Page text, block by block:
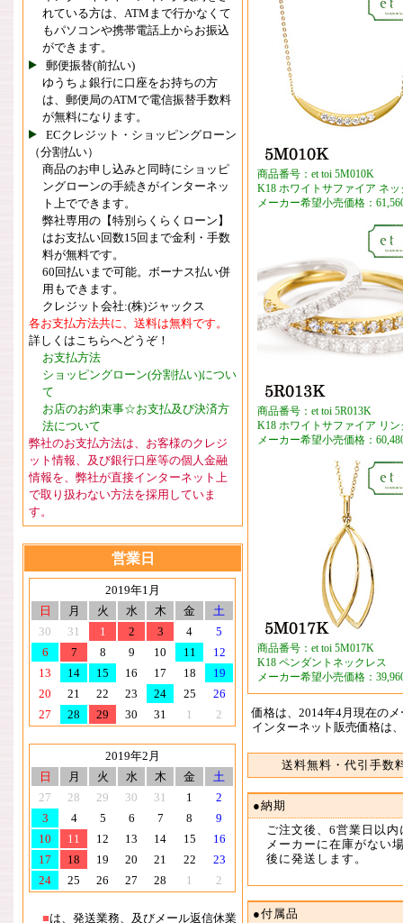
商品番号：et toi 5M010K
K18 ホワイトサファイア ネッ
メーカー希望小売価格：
商品番号：et toi 5R013K
K18 ホワイトサファイア リン
メーカー希望小売価格：
商品番号：et toi 5M017K
K18 ペンダントネックレス
メーカー希望小売価格：
価格は、2014年4月現在の
インターネット販売価格は
送料無料・代引手数
●納期
ご注文後、6営業日以
メーカーに在庫がない
後に発送します。
●付属品
れている方は、ATMまで行かなくて
もパソコンや携帯電話上からお振込
ができます。
郵便振替(前払い)
ゆうちょ銀行に口座をお持ちの方
は、郵便局のATMで電信振替手数料
が無料になります。
ECクレジット・ショッピングローン
（分割払い）
商品のお申し込みと同時にショッピ
ングローンの手続きがインターネッ
ト上でできます。
弊社専用の【特別らくらくローン】
はお支払い回数15回まで金利・手数
料が無料です。
60回払いまで可能。ボーナス払い併
用もできます。
クレジット会社:(株)ジャックス
各お支払方法共に、送料は無料です。
詳しくはこちらへどうぞ！
お支払方法
ショッピングローン(分割払い)につい
て
お店のお約束事☆お支払及び決済方
法について
弊社のお支払方法は、お客様のクレジ
ット情報、及び銀行口座等の個人金融
情報を、弊社が直接インターネット上
で取り扱わない方法を採用していま
す。
営業日
2019年1月
日
月 火 水 木 金
土
30
31 1 2 3 4
5
6
7 8 9 10 11
12
13
14 15 16 17 18
19
20
21 22 23 24 25
26
27
28 29 30 31 1 2
2019年2月
日
月 火 水 木 金
土
27
28 29 30 31 1
2
3
4 5 6 7 8
9
10
11 12 13 14 15
16
17
18 19 20 21 22
23
24
25 26 27 28 1 2
■は、発送業務、及びメール返信休業